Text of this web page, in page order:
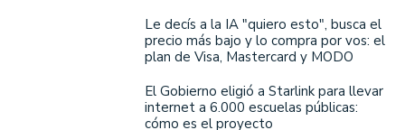
Le decís a la IA "quiero esto", busca el
precio más bajo y lo compra por vos: el
plan de Visa, Mastercard y MODO
El Gobierno eligió a Starlink para llevar
internet a 6.000 escuelas públicas:
cómo es el proyecto